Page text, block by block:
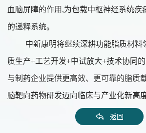
血脑屏障的作用,为包载中枢神经系统疾
的递释系统。
中新康明将继续深耕功能脂质材料
质生产+工艺开发+中试放大+技术协同
与制药企业提供更高效、更可靠的脂质
脑靶向药物研发迈向临床与产业化新高度
返回